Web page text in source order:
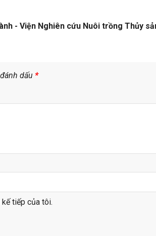
- Viện Nghiên cứu Nuôi trồng Thủy sản
dấu *
tiếp của tôi.